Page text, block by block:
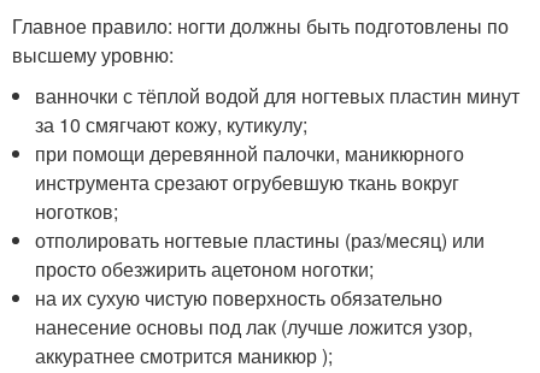
Главное правило: ногти должны быть подготовлены по
высшему уровню:
ванночки с тёплой водой для ногтевых пластин минут
за 10 смягчают кожу, кутикулу;
при помощи деревянной палочки, маникюрного
инструмента срезают огрубевшую ткань вокруг
ноготков;
отполировать ногтевые пластины (раз/месяц) или
просто обезжирить ацетоном ноготки;
на их сухую чистую поверхность обязательно
нанесение основы под лак (лучше ложится узор,
аккуратнее смотрится маникюр );